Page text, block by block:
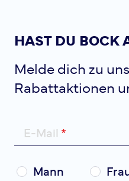
HAST DU BOCK
Melde dich zu
Rabattaktionen
E-Mail
Mann